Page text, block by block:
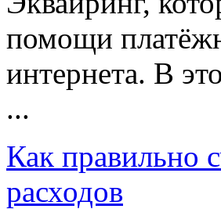
помощи
интернета. В
...
Как правильно
расходов